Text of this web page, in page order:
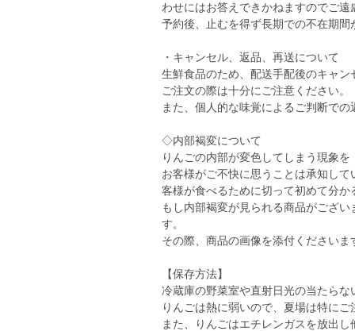
わせにはお答えできかねますのでご遠
予約後、止むを得ず長期での不在期
・キャンセル、返品、再送について
生鮮食品のため、配送手配後のキャ
ご注文の際は十分にご注意ください。
また、個人的な味覚によるご判断で
◇内部褐変について
りんごの内部が変色してしまう現象
お客様がご不快に思うことは承知し
客様が食べるために切って初めて分か
もし内部褐変が見られる商品がござ
す。
その際、商品の画像を添付ください
【保存方法】
冷蔵庫の野菜室や直射日光の当たら
りんごは熱に弱いので、夏場は特にご
また、りんごはエチレンガスを放出